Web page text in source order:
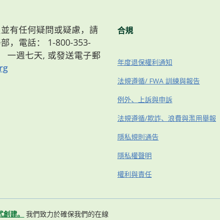
有任何疑問或疑慮，請
，電話： 1-800-353-
一週七天, 或發送電子郵
合規
年度退保權利通知
法規遵循/ FWA 訓練與報告
例外、上訴與申訴
法規遵循/欺詐、浪費與濫用舉報
隱私規則通告
隱私權聲明
權利與責任
建。
我們致力於確保我們的在線